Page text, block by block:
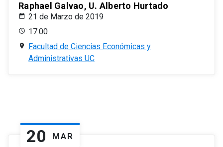
Raphael Galvao, U. Alberto Hurtado
21 de Marzo de 2019
17:00
Facultad de Ciencias Económicas y
Administrativas UC
20 MAR